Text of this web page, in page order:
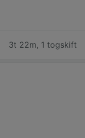
3t 22m, 1 togskift